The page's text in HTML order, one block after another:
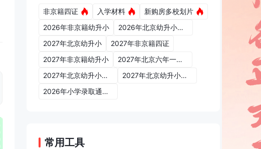
非京籍四证 入学材料
新购房多校划片
2026年非京籍幼升小
2026年北京幼升小入学政策
2027年北京幼升小
2027年非京籍四证
2027年非京籍幼升小
2027年北京六年一学位政策
2027年北京幼升小六年一学位政策
2027年北京幼升小入学政策
2026年小学录取通知书
常用工具